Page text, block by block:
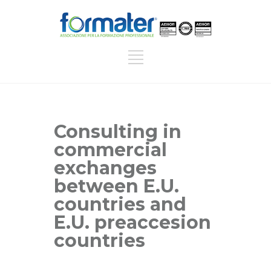
Consulting in
commercial
exchanges
between E.U.
countries and
E.U. preaccesion
countries